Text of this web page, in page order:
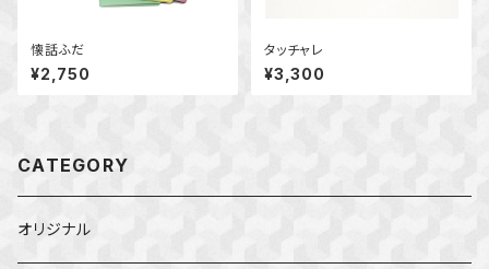
懐話ふだ
¥2,750
タッチャレ
¥3,300
CATEGORY
オリジナル